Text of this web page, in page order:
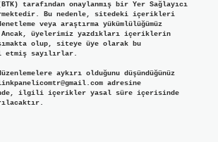
tarafından onaylanmış bir Yer Sağlayıcı
Bu nedenle, sitedeki içerikleri
veya araştırma yükümlülüğümüz
Ancak, üyelerimiz yazdıkları içeriklerin
olup, siteye üye olarak bu
etmiş sayılırlar.
aykırı olduğunu düşündüğünüz
adresine
ilgili içerikler yasal süre içerisinde